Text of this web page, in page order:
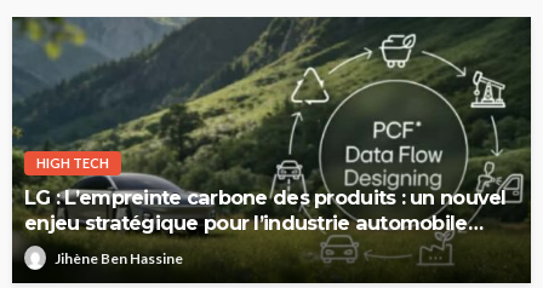
HIGH TECH
LG : L’empreinte carbone des produits : un nouvel
enjeu stratégique pour l’industrie automobile
européenne
Jihène Ben Hassine